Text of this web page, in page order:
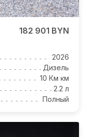
182 901 BYN
2026
Дизель
10 Км км
2.2 л
Полный